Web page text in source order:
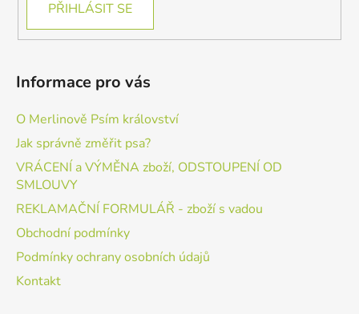
PŘIHLÁSIT SE
Informace pro vás
O Merlinově Psím království
Jak správně změřit psa?
VRÁCENÍ a VÝMĚNA zboží, ODSTOUPENÍ OD
SMLOUVY
REKLAMAČNÍ FORMULÁŘ - zboží s vadou
Obchodní podmínky
Podmínky ochrany osobních údajů
Kontakt